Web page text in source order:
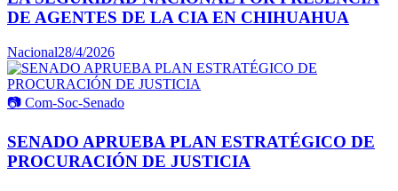
DE AGENTES DE LA CIA EN CHIHUAHUA
Nacional28/4/2026
📷 Com-Soc-Senado
SENADO APRUEBA PLAN ESTRATÉGICO DE
PROCURACIÓN DE JUSTICIA